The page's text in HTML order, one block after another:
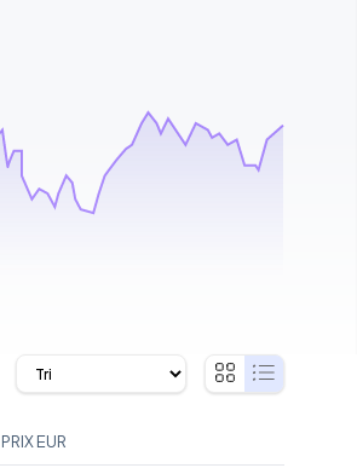
PRIX EUR